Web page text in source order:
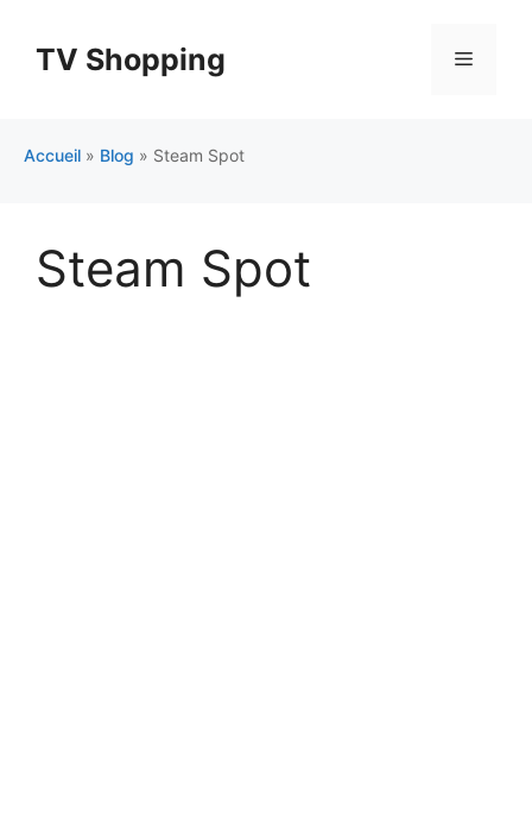
contenuTV Shopping Menu
Accueil » Blog » Steam Spot
Steam Spot